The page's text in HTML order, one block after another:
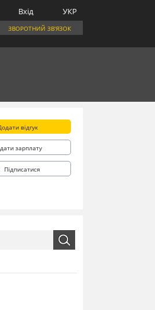
УКР
Вхід
ЗВОРОТНИЙ ЗВ'ЯЗОК
відгук
зарплату
Підписатися